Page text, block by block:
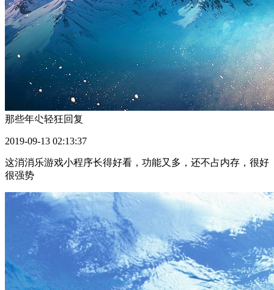
那些年尐轻狂回复
2019-09-13 02:13:37
这消消乐游戏小程序长得好看，功能又多，还不占内存，很好
很强势